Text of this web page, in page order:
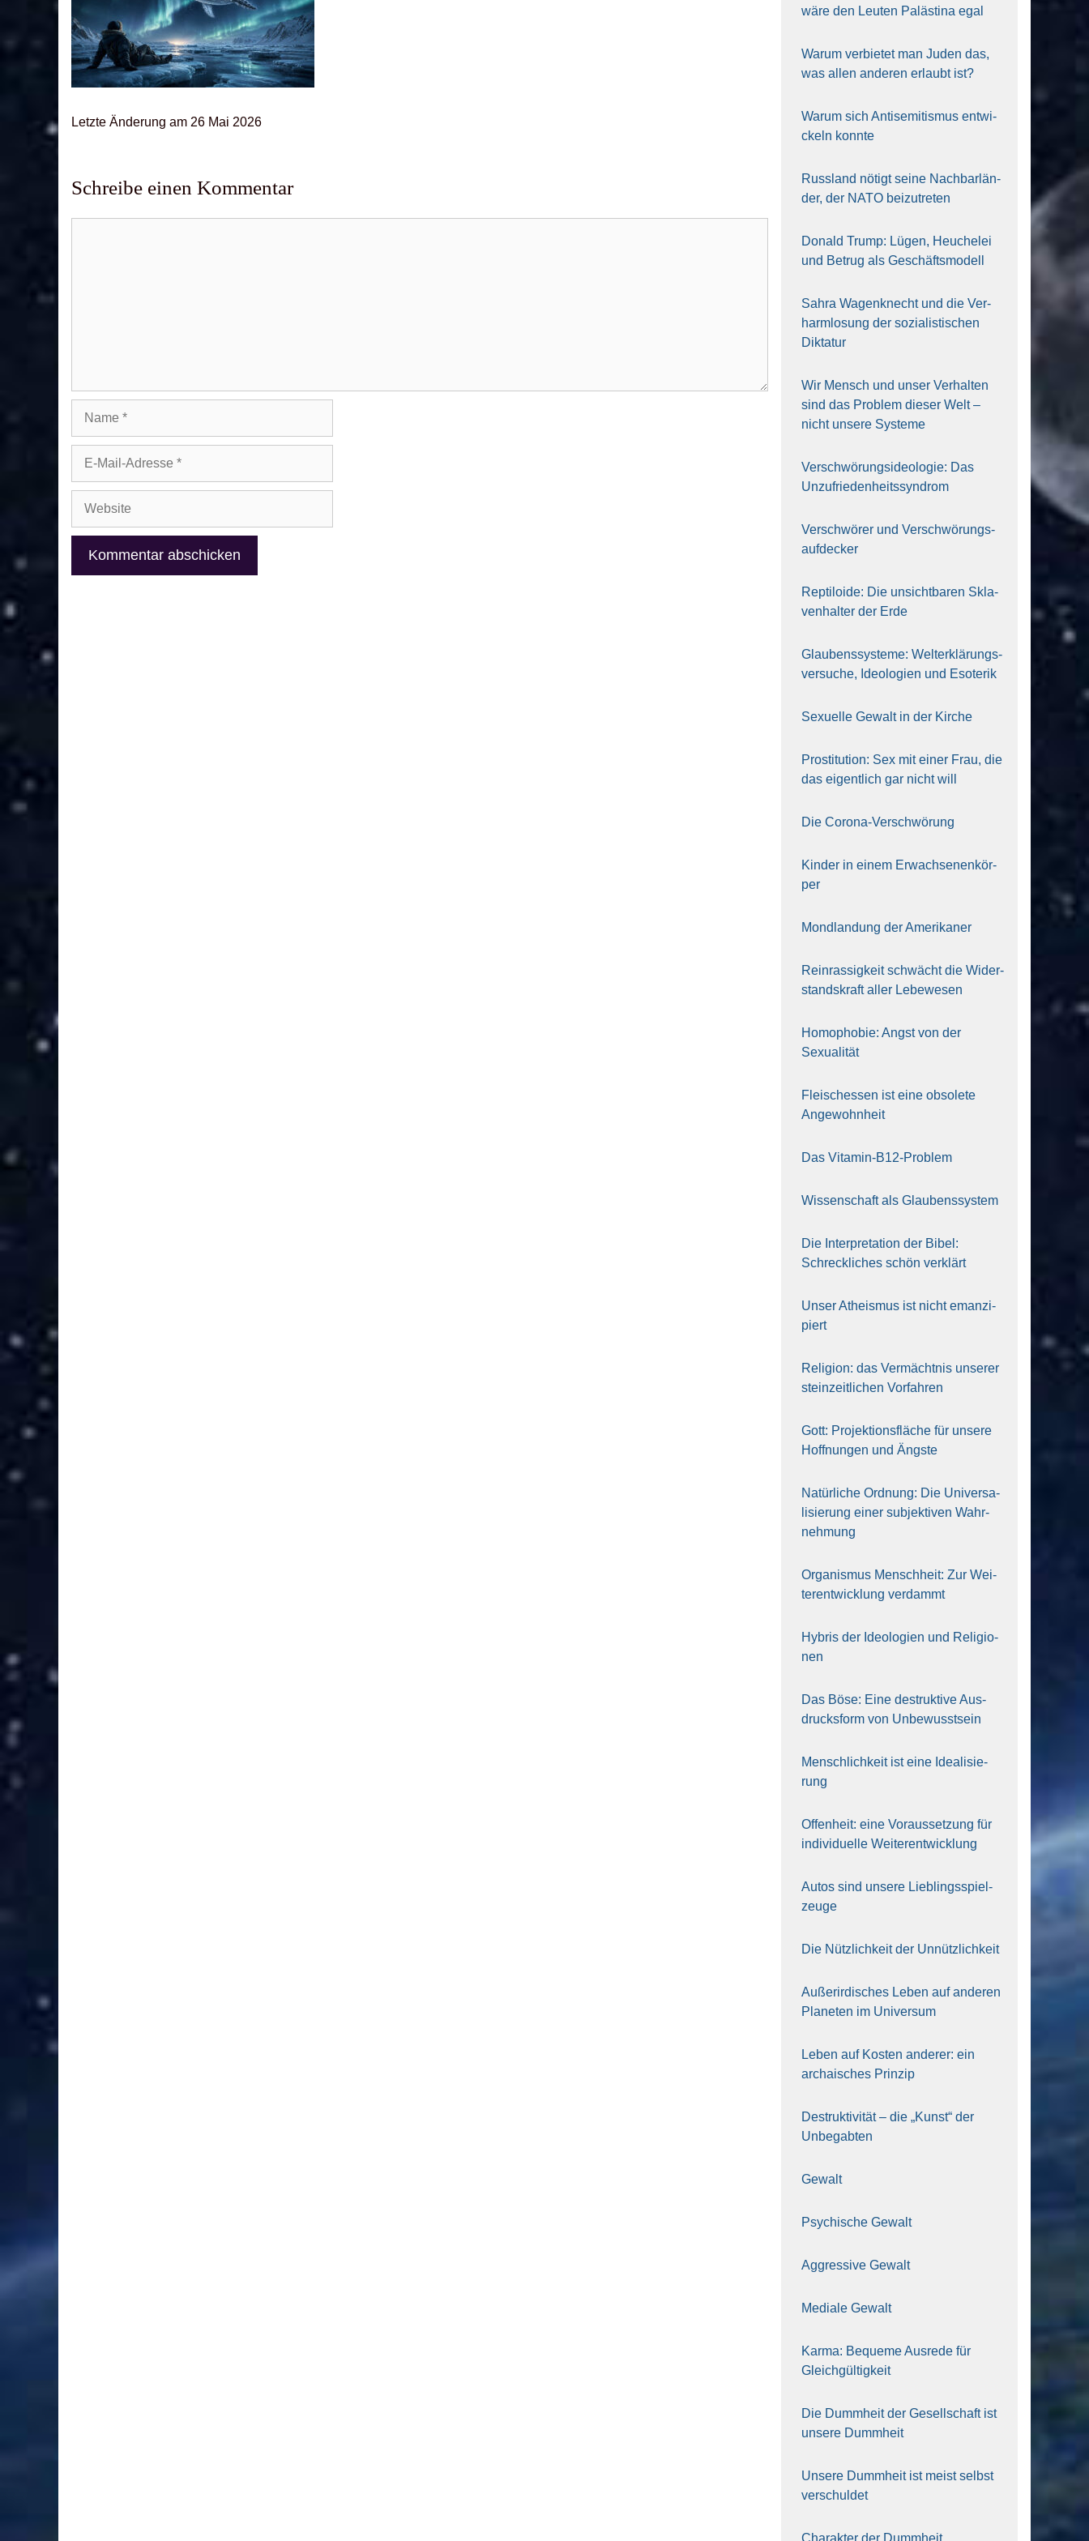
Letz­te Ände­rung am 26 Mai 2026
Schreibe einen Kommentar
Adresse
wäre den Leu­ten Paläs­ti­na egal
War­um ver­bie­tet man Juden das,
was allen ande­ren erlaubt ist?
War­um sich Anti­se­mi­tis­mus ent­wi­
ckeln konn­te
Russ­land nötigt sei­ne Nach­bar­län­
der, der NATO bei­zu­tre­ten
Donald Trump: Lügen, Heu­che­lei
und Betrug als Geschäfts­mo­dell
Sahra Wagen­knecht und die Ver­
harm­lo­sung der sozia­lis­ti­schen
Dik­ta­tur
Wir Mensch und unser Ver­hal­ten
sind das Pro­blem die­ser Welt –
nicht unse­re Sys‍te‍me
Ver­schwö­rungs­ideo­lo­gie: Das
Unzufrieden­heitssyndrom
Ver­schwö­rer und Verschwörungs­
aufdecker
Rep­ti­lo­ide: Die unsicht­ba­ren Skla­
ven­hal­ter der Erde
Glau­bens­sys­te­me: Welt­erklä­rungs­
ver­su­che, Ideo­lo­gien und Eso­te­rik
Sexu­el­le Gewalt in der Kir­che
Pro­sti­tu­ti­on: Sex mit einer Frau, die
das eigent­lich gar nicht will
Die Coro­na-Ver­schwö­rung
Kin­der in einem Erwach­se­nen­kör­
per
Mond­lan­dung der Ame­ri­ka­ner
Rein­ras­sig­keit schwächt die Wider­
stands­kraft aller Lebe­we­sen
Homo­pho­bie: Angst von der
Sexua­li­tät
Fleisch­essen ist eine obso­le­te
An‍ge‍wohn‍heit
Das Vit­amin-B12-Pro­blem
Wis­sen­schaft als Glau­bens­sys­tem
Die Inter­pre­ta­ti­on der Bibel:
Schreck­li­ches schön ver­klärt
Unser Athe­is­mus ist nicht eman­zi­
piert
Reli­gi­on: das Ver­mächt­nis unse­rer
stein­zeit­li­chen Vor­fah­ren
Gott: Pro­jek­ti­ons­flä­che für unse­re
Hoff­nun­gen und Ängs­te
Natür­li­che Ord­nung: Die Uni­ver­sa­
li­sie­rung einer sub­jek­ti­ven Wahr­
neh­mung
Orga­nis­mus Mensch­heit: Zur Wei­
ter­ent­wick­lung ver­dammt
Hybris der Ideo­lo­gien und Reli­gio­
nen
Das Böse: Eine destruk­ti­ve Aus­
drucks­form von Unbe­wusst­sein
Mensch­lich­keit ist eine Idea­li­sie­
rung
Offen­heit: eine Vor­aus­set­zung für
indi­vi­du­el­le Wei­ter­ent­wick­lung
Autos sind unse­re Lieb­lings­spiel­
zeu­ge
Die Nütz­lich­keit der Unnütz­lich­keit
Außer­ir­di­sches Leben auf ande­ren
Pla­ne­ten im Uni­ver­sum
Leben auf Kos­ten ande­rer: ein
archai­sches Prin­zip
Destruk­ti­vi­tät – die „Kunst“ der
Unbe­gab­ten
Gewalt
Psy­chi­sche Gewalt
Aggres­si­ve Gewalt
Media­le Gewalt
Kar­ma: Beque­me Aus­re­de für
Gleich­gül­tig­keit
Die Dumm­heit der Gesell­schaft ist
unse­re Dumm­heit
Unse­re Dumm­heit ist meist selbst
ver­schul­det
Cha­rak­ter der Dumm­heit